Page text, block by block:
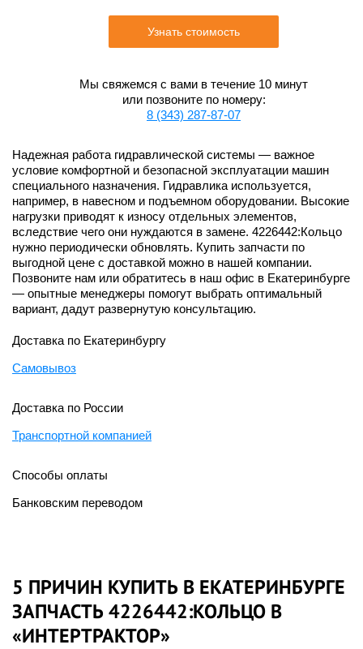
Узнать стоимость
Мы свяжемся с вами в течение 10 минут
или позвоните по номеру:
8 (343) 287-87-07
Надежная работа гидравлической системы — важное
условие комфортной и безопасной эксплуатации машин
специального назначения. Гидравлика используется,
например, в навесном и подъемном оборудовании. Высокие
нагрузки приводят к износу отдельных элементов,
вследствие чего они нуждаются в замене. 4226442:Кольцо
нужно периодически обновлять. Купить запчасти по
выгодной цене с доставкой можно в нашей компании.
Позвоните нам или обратитесь в наш офис в Екатеринбурге
— опытные менеджеры помогут выбрать оптимальный
вариант, дадут развернутую консультацию.
Доставка по Екатеринбургу
Самовывоз
Доставка по России
Транспортной компанией
Способы оплаты
Банковским переводом
5 ПРИЧИН КУПИТЬ В ЕКАТЕРИНБУРГЕ
ЗАПЧАСТЬ 4226442:КОЛЬЦО В
«ИНТЕРТРАКТОР»